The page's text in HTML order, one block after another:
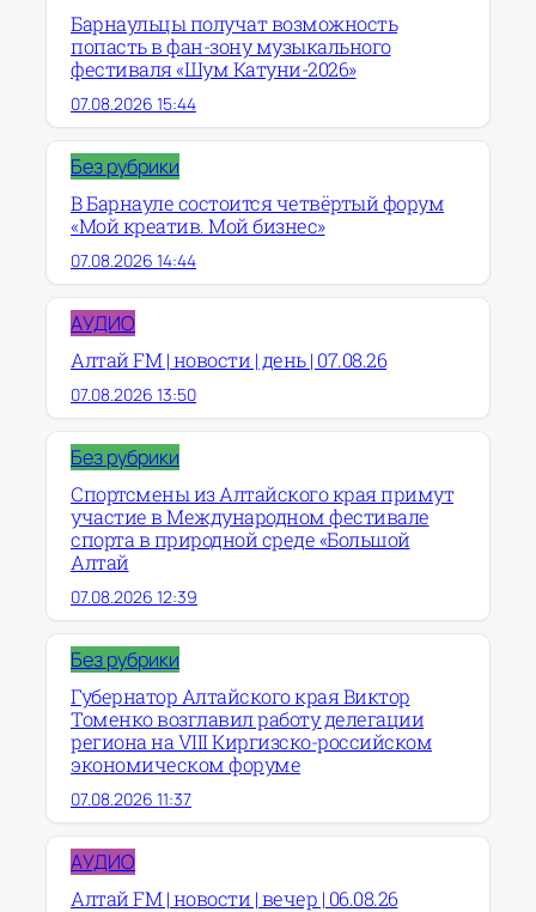
Барнаульцы получат возможность
попасть в фан-зону музыкального
фестиваля «Шум Катуни-2026»
07.08.2026 15:44
Без рубрики
В Барнауле состоится четвёртый форум
«Мой креатив. Мой бизнес»
07.08.2026 14:44
АУДИО
Алтай FM | новости | день | 07.08.26
07.08.2026 13:50
Без рубрики
Спортсмены из Алтайского края примут
участие в Международном фестивале
спорта в природной среде «Большой
Алтай
07.08.2026 12:39
Без рубрики
Губернатор Алтайского края Виктор
Томенко возглавил работу делегации
региона на VIII Киргизско-российском
экономическом форуме
07.08.2026 11:37
АУДИО
Алтай FM | новости | вечер | 06.08.26